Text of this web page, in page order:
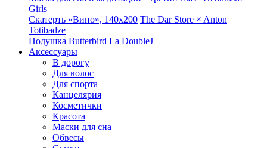
Girls
Скатерть «Вино», 140х200 The Dar Store × Anton
Totibadze
Подушка Butterbird La DoubleJ
Аксессуары
В дорогу
Для волос
Для спорта
Канцелярия
Косметички
Красота
Маски для сна
Обвесы